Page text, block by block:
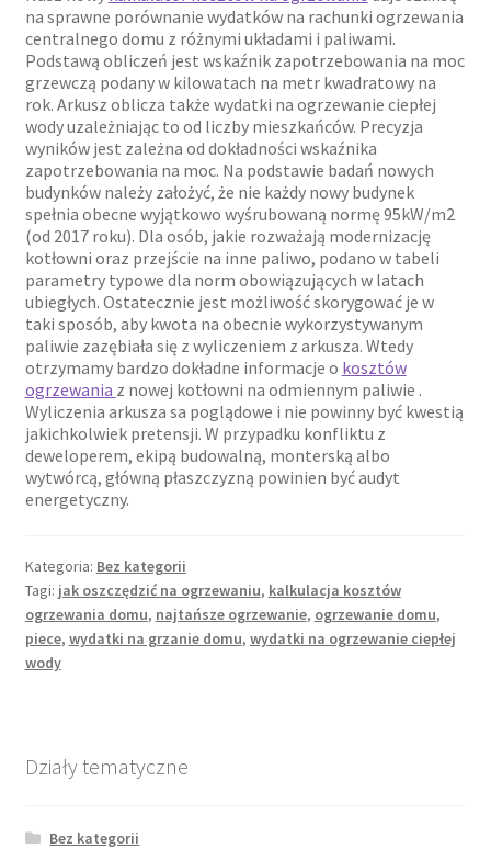
na sprawne porównanie wydatków na rachunki ogrzewania
centralnego domu z różnymi układami i paliwami.
Podstawą obliczeń jest wskaźnik zapotrzebowania na moc
grzewczą podany w kilowatach na metr kwadratowy na
rok. Arkusz oblicza także wydatki na ogrzewanie ciepłej
wody uzależniając to od liczby mieszkańców. Precyzja
wyników jest zależna od dokładności wskaźnika
zapotrzebowania na moc. Na podstawie badań nowych
budynków należy założyć, że nie każdy nowy budynek
spełnia obecne wyjątkowo wyśrubowaną normę 95kW/m2
(od 2017 roku). Dla osób, jakie rozważają modernizację
kotłowni oraz przejście na inne paliwo, podano w tabeli
parametry typowe dla norm obowiązujących w latach
ubiegłych. Ostatecznie jest możliwość skorygować je w
taki sposób, aby kwota na obecnie wykorzystywanym
paliwie zazębiała się z wyliczeniem z arkusza. Wtedy
otrzymamy bardzo dokładne informacje o kosztów
ogrzewania z nowej kotłowni na odmiennym paliwie .
Wyliczenia arkusza sa poglądowe i nie powinny być kwestią
jakichkolwiek pretensji. W przypadku konfliktu z
deweloperem, ekipą budowalną, monterską albo
wytwórcą, główną płaszczyzną powinien być audyt
energetyczny.
Kategoria: Bez kategorii
Tagi: jak oszczędzić na ogrzewaniu, kalkulacja kosztów
ogrzewania domu, najtańsze ogrzewanie, ogrzewanie domu,
piece, wydatki na grzanie domu, wydatki na ogrzewanie ciepłej
wody
Działy tematyczne
Bez kategorii